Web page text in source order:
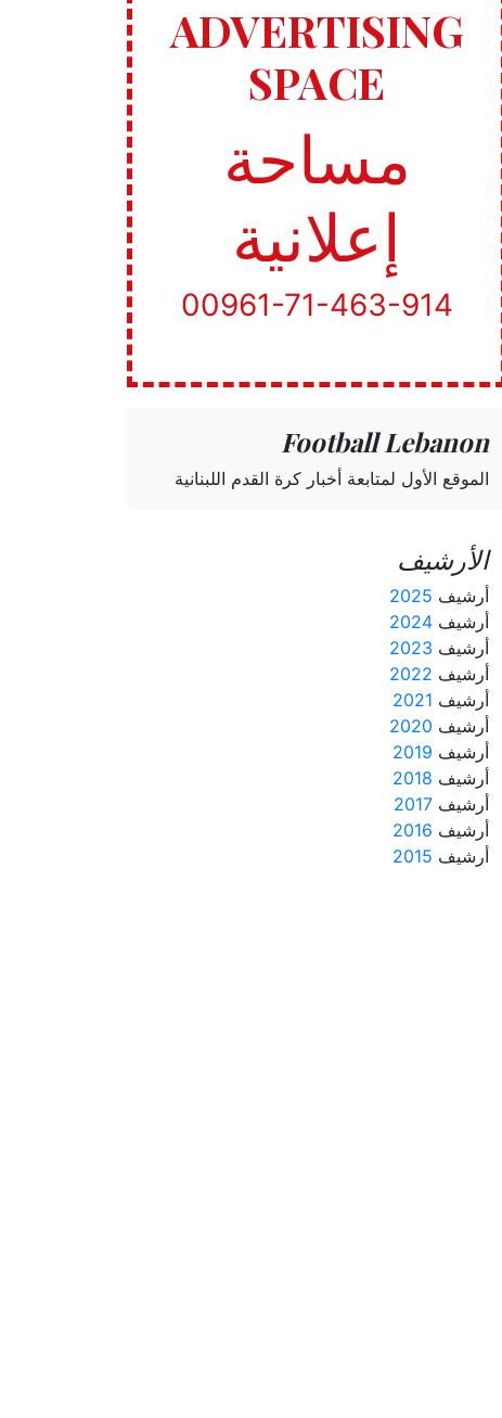
ADVERTISING
SPACE
مساحة
إعلانية
00961-71-463-914
Football Lebanon
الموقع الأول لمتابعة أخبار كرة القدم اللبنانية
الأرشيف
أرشيف 2025
أرشيف 2024
أرشيف 2023
أرشيف 2022
أرشيف 2021
أرشيف 2020
أرشيف 2019
أرشيف 2018
أرشيف 2017
أرشيف 2016
أرشيف 2015